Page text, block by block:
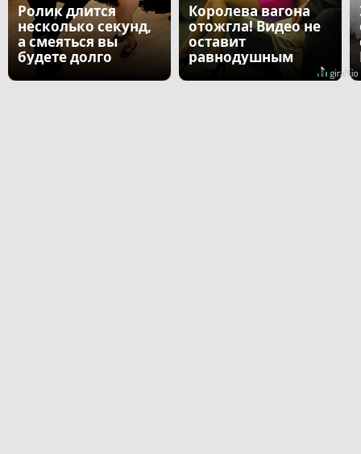
Ролик длится
несколько секунд,
а смеяться вы
будете долго
Королева вагона
отожгла! Видео не
оставит
равнодушным